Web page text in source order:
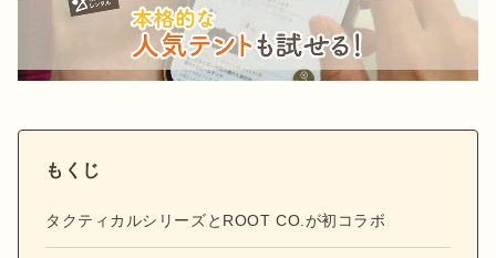
もくじ
タクティカルシリーズとROOT CO.が初コラボ